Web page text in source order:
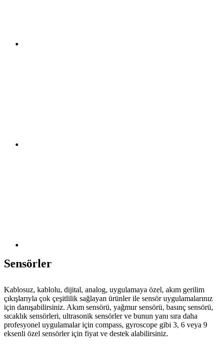
Sensörler
Kablosuz, kablolu, dijital, analog, uygulamaya özel, akım gerilim
çıkışlarıyla çok çeşitlilik sağlayan ürünler ile sensör uygulamalarınız
için danışabilirsiniz. Akım sensörü, yağmur sensörü, basınç sensörü,
sıcaklık sensörleri, ultrasonik sensörler ve bunun yanı sıra daha
profesyonel uygulamalar için compass, gyroscope gibi 3, 6 veya 9
eksenli özel sensörler için fiyat ve destek alabilirsiniz.